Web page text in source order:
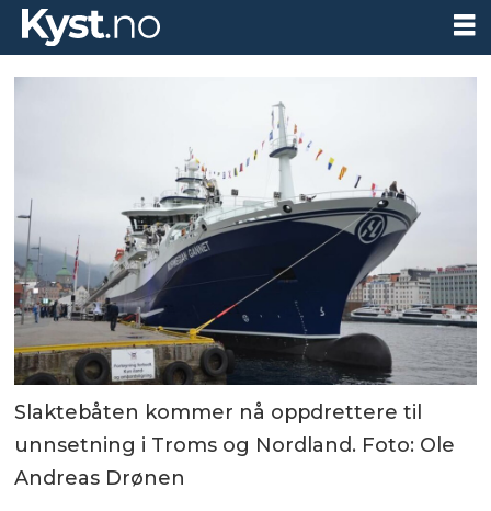
Slaktebåten kommer nå oppdrettere til
unnsetning i Troms og Nordland. Foto: Ole
Andreas Drønen